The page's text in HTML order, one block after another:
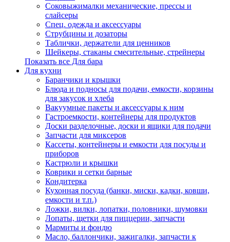
Соковыжималки механические, прессы и
слайсеры
Спец. одежда и аксессуары
Струбцины и дозаторы
Таблички, держатели для ценников
Шейкеры, стаканы смесительные, стрейнеры
Показать все Для бара
Для кухни
Баранчики и крышки
Блюда и подносы для подачи, емкости, корзины
для закусок и хлеба
Вакуумные пакеты и аксессуары к ним
Гастроемкости, контейнеры для продуктов
Доски разделочные, доски и ящики для подачи
Запчасти для миксеров
Кассеты, контейнеры и емкости для посуды и
приборов
Кастрюли и крышки
Коврики и сетки барные
Кондитерка
Кухонная посуда (банки, миски, кадки, ковши,
емкости и т.п.)
Ложки, вилки, лопатки, половники, шумовки
Лопаты, щетки для пиццерии, запчасти
Мармиты и фондю
Масло, баллончики, зажигалки, запчасти к